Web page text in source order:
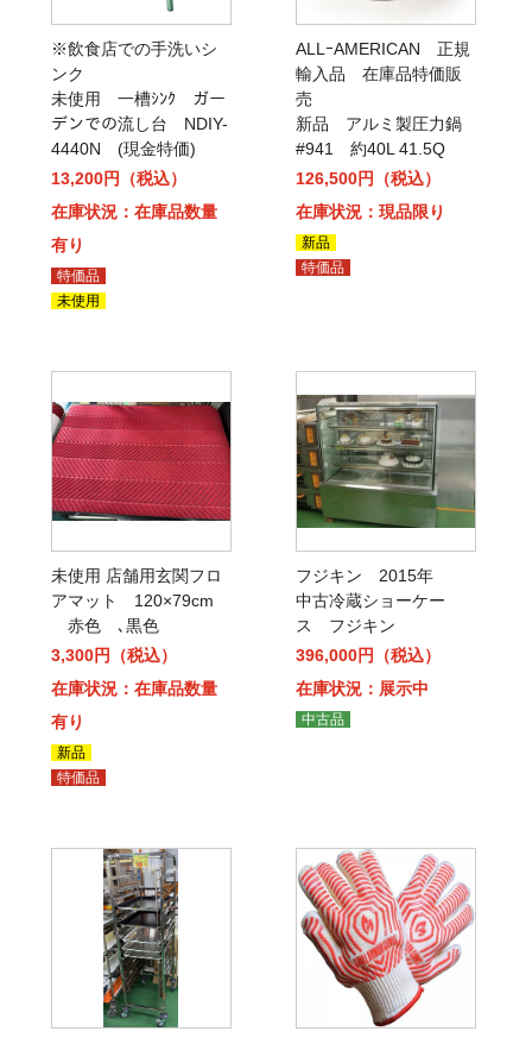
※飲食店での手洗いシ
ンク
未使用 一槽ｼﾝｸ ガー
デンでの流し台 NDIY-
4440N (現金特価)
13,200円（税込）
在庫状況：在庫品数量
有り
特価品
未使用
ALLｰAMERICAN 正規
輸入品 在庫品特価販
売
新品 アルミ製圧力鍋
#941 約40L 41.5Q
126,500円（税込）
在庫状況：現品限り
新品
特価品
未使用 店舗用玄関フロ
アマット 120×79cm
赤色 ､黒色
3,300円（税込）
在庫状況：在庫品数量
有り
新品
特価品
フジキン 2015年
中古冷蔵ショーケー
ス フジキン
396,000円（税込）
在庫状況：展示中
中古品